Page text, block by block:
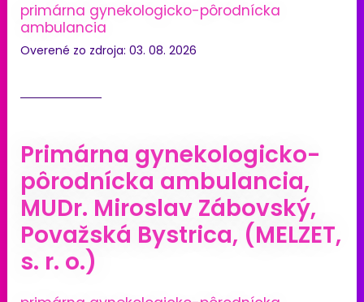
primárna gynekologicko-pôrodnícka
ambulancia
Overené zo zdroja: 03. 08. 2026
Primárna gynekologicko-
pôrodnícka ambulancia,
MUDr. Miroslav Zábovský,
Považská Bystrica, (MELZET,
s. r. o.)